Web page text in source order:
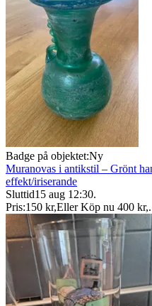
Badge på objektet:Ny
Muranovas i antikstil – Grönt
effekt/iriserande
Sluttid15 aug 12:30.
Pris:150 kr,Eller Köp nu 400 kr,.